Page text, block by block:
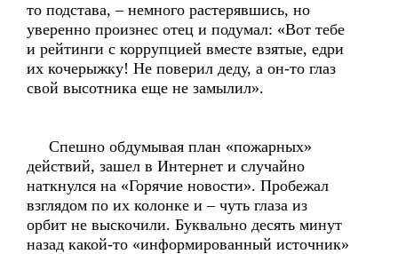
то подстава, – немного растерявшись, но
уверенно произнес отец и подумал: «Вот тебе
и рейтинги с коррупцией вместе взятые, едри
их кочерыжку! Не поверил деду, а он-то глаз
свой высотника еще не замылил».
Спешно обдумывая план «пожарных»
действий, зашел в Интернет и случайно
наткнулся на «Горячие новости». Пробежал
взглядом по их колонке и – чуть глаза из
орбит не выскочили. Буквально десять минут
назад какой-то «информированный источник»